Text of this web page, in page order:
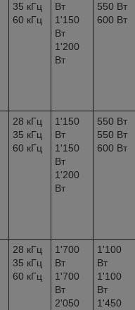
35 кГц
60 кГц
Вт
1'150
Вт
1'200
Вт
550 Вт
600 Вт
28 кГц
35 кГц
60 кГц
1'150
Вт
1'150
Вт
1'200
Вт
550 Вт
550 Вт
600 Вт
28 кГц
35 кГц
60 кГц
1'700
Вт
1'700
Вт
2'050
1'100
Вт
1'100
Вт
1'450